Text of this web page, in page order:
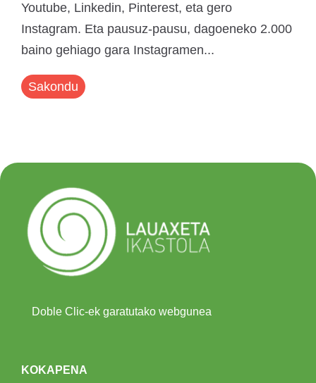
Youtube, Linkedin, Pinterest, eta gero
Instagram. Eta pausuz-pausu, dagoeneko 2.000
baino gehiago gara Instagramen...
Sakondu
Doble Clic-ek garatutako webgunea
KOKAPENA